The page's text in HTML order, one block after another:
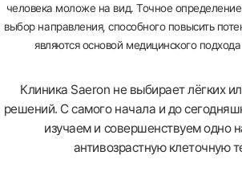
человека моложе на вид. Точное
выбор направления, способного повысить
являются основой медицинского
Клиника Saeron не выбирает лёгких
решений. С самого начала и до
изучаем и совершенствуем одно
антивозрастную клеточную